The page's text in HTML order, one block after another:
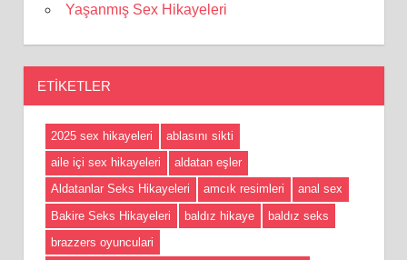
Yaşanmış Sex Hikayeleri
ETIKETLER
2025 sex hikayeleri
ablasını sikti
aile içi sex hikayeleri
aldatan eşler
Aldatanlar Seks Hikayeleri
amcık resimleri
anal sex
Bakire Seks Hikayeleri
baldız hikaye
baldız seks
brazzers oyunculari